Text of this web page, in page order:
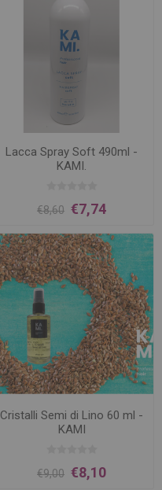
Lacca Spray Soft 490ml -
KAMI.
€8,60 €7,74
Cristalli Semi di Lino 60 ml -
KAMI
€9,00 €8,10